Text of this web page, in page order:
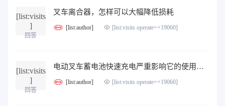
[list:visits
]
回答
叉车离合器，怎样可以大幅降低损耗
[list:author] [list:visits operate=+19060]
[list:visits
]
回答
电动叉车蓄电池快速充电严重影响它的使用寿命
[list:author] [list:visits operate=+19060]